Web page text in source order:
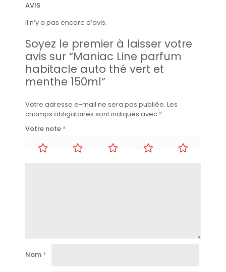
AVIS
Il n’y a pas encore d’avis.
Soyez le premier à laisser votre
avis sur “Maniac Line parfum
habitacle auto thé vert et
menthe 150ml”
Votre adresse e-mail ne sera pas publiée. Les
champs obligatoires sont indiqués avec *
Votre note *
Nom *